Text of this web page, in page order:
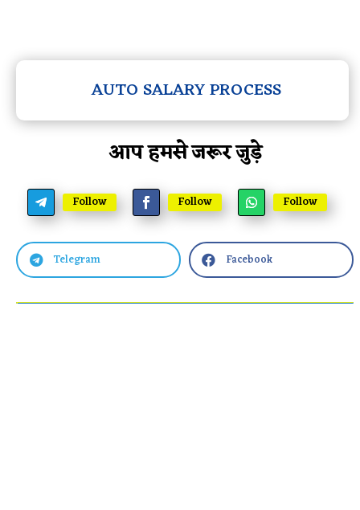
AUTO SALARY PROCESS
आप हमसे जरूर जुड़े
Follow Follow Follow
 Telegram  Facebook